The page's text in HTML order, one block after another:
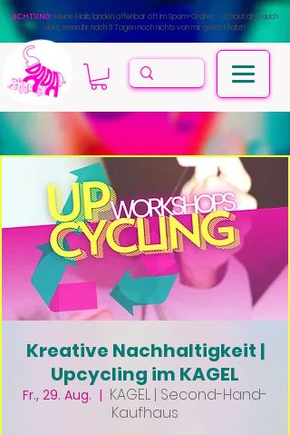
ACHTUNG:Meine Mails landen offenbar oft im Spam-Ordner - Schaut also auch
dort, wenn Ihr nach 3 Tagen noch nichts von mir gehört habt!
Kreative Nachhaltigkeit |
Upcycling im KAGEL
Fr., 29. Aug.
  |
KAGEL | Second-Hand-
Kaufhaus